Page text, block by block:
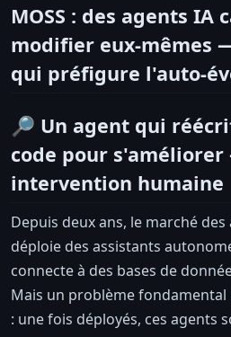
MOSS : des agents IA
modifier eux-mêmes
qui préfigure l'auto-
🔎 Un agent qui
code pour
intervention humaine
Depuis deux ans, le marché
déploie des assistants
connecte à des bases de
Mais un problème
: une fois déployés, ces agents